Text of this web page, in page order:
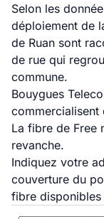
Selon les
déploiement de
de Ruan sont
de rue qui
commune.
Bouygues
commercialisent
La fibre de Free
revanche.
Indiquez votre
couverture du
fibre disponibles